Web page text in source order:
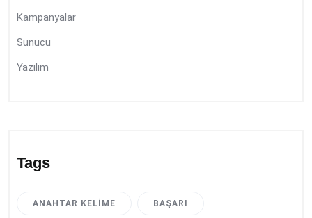
Kampanyalar
Sunucu
Yazılım
Tags
ANAHTAR KELIME BAŞARI